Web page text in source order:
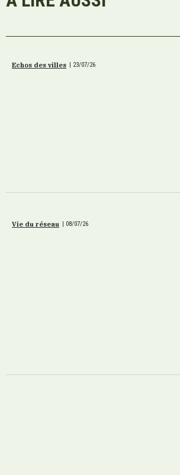
Echos des villes | 23/07/26
Vie du réseau 08/07/26